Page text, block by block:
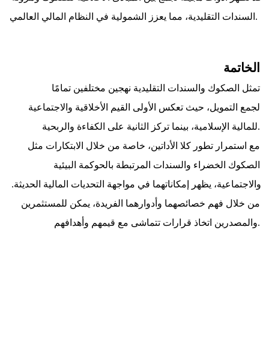
السندات التقليدية، مما يعزز الشمولية في النظام المالي العالمي.
الخاتمة
للمالية الإسلامية، بينما تركز الثانية على الكفاءة والربحية.
والمصدرين اتخاذ قرارات تتماشى مع قيمهم وأهدافهم.